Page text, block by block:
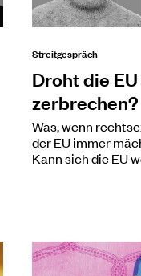
Streitgespräch
Droht die EU
zerbrechen?
Was, wenn
der EU immer
Kann sich die EU